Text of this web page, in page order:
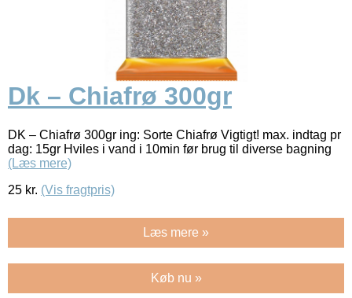
Dk – Chiafrø 300gr
DK – Chiafrø 300gr ing: Sorte Chiafrø Vigtigt! max. indtag pr
dag: 15gr Hviles i vand i 10min før brug til diverse bagning
(Læs mere)
25 kr. (Vis fragtpris)
Læs mere »
Køb nu »